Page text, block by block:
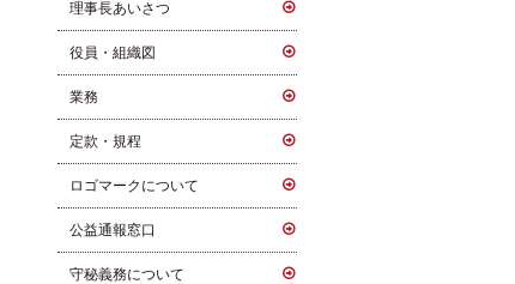
理事長あいさつ
役員・組織図
業務
定款・規程
ロゴマークについて
公益通報窓口
守秘義務について